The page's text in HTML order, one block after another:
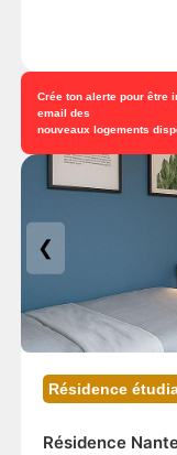
Crée ton alerte pour être
email des
nouveaux logements
❮
Résidence
Résidence